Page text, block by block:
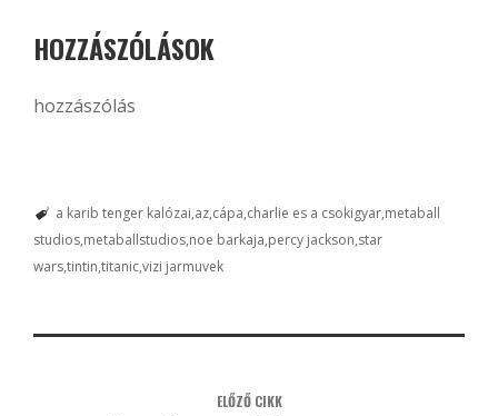
HOZZÁSZÓLÁSOK
hozzászólás
a karib tenger kalózai az cápa charlie es a csokigyar metaball
studios metaballstudios noe barkaja percy jackson star
warstintin titanicvizi jarmuvek
ELŐZŐ CIKK